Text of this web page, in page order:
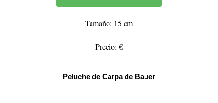
Tamaño: 15 cm
Precio: €
Peluche de Carpa de Bauer